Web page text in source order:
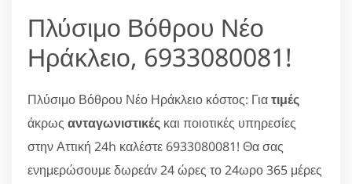
Πλύσιμο Βόθρου Νέο
Ηράκλειο, 6933080081!
Πλύσιμο Βόθρου Νέο Ηράκλειο κόστος: Γιατιμές
άκρως ανταγωνιστικές και ποιοτικές υπηρεσίες
στην Αττική 24h καλέστε 6933080081! Θα σας
ενημερώσουμε δωρεάν 24 ώρες το 24ωρο 365 μέρες